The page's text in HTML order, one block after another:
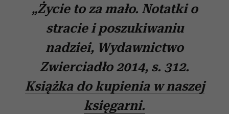
„Życie to za mało. Notatki o
stracie i poszukiwaniu
nadziei, Wydawnictwo
Zwierciadło 2014, s. 312.
Książka do kupienia w naszej
księgarni.